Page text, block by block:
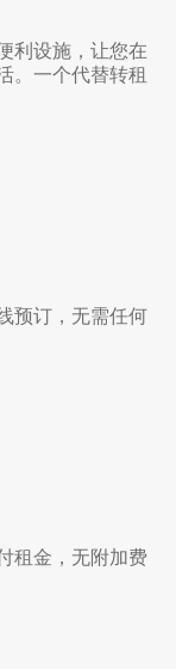
利设施，让您在
。一个代替转租
预订，无需任何
租金，无附加费